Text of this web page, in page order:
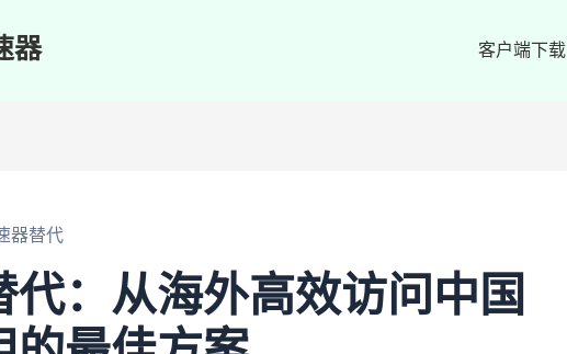
器 客户端下载
器替代
代：从海外高效访问中国